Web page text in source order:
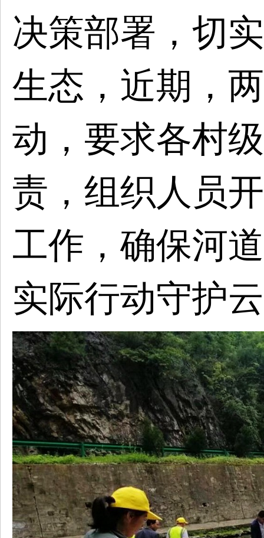
决策部署，切
生态，近期，
动，要求各村
责，组织人员
工作，确保河
实际行动守护